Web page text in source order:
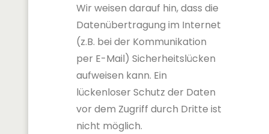
Wir weisen darauf hin, dass die
Datenübertragung im Internet
(z.B. bei der Kommunikation
per E-Mail) Sicherheitslücken
aufweisen kann. Ein
lückenloser Schutz der Daten
vor dem Zugriff durch Dritte ist
nicht möglich.